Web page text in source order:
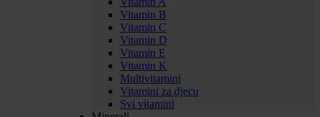
Vitamin B
Vitamin C
Vitamin D
Vitamin E
Vitamin K
Multivitamini
Vitamini za djecu
Svi vitamini